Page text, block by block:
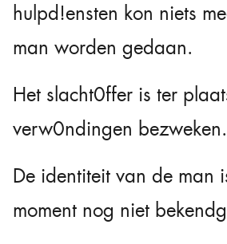
hulpd!ensten kon niets
man worden gedaan.
Het slacht0ffer is ter
verw0ndingen bezweken.
De identiteit van de man
moment nog niet